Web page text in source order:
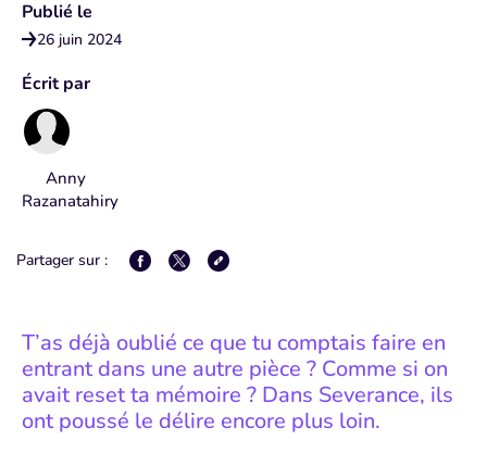
Publié le
26 juin 2024
Écrit par
Anny
Razanatahiry⁠
Partager sur :
T’as déjà oublié ce que tu comptais faire en
entrant dans une autre pièce ? Comme si on
avaitreset ta mémoire ? Dans Severance, ils
ont poussé le délire encore plus loin.